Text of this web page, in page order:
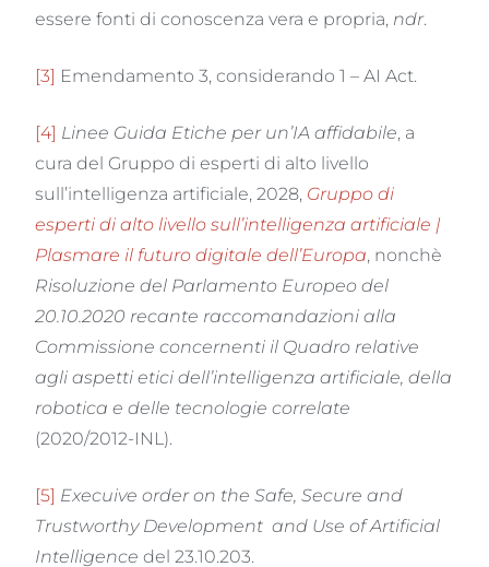
essere fonti di conoscenza vera e propria, ndr.
[3] Emendamento 3, considerando 1 – AI Act.
[4] Linee Guida Etiche per un’IA affidabile, a
cura del Gruppo di esperti di alto livello
sull’intelligenza artificiale, 2028, Gruppo di
esperti di alto livello sull’intelligenza artificiale |
Plasmare il futuro digitale dell’Europa, nonchè
Risoluzione del Parlamento Europeo del
20.10.2020 recante raccomandazioni alla
Commissione concernenti il Quadro relative
agli aspetti etici dell’intelligenza artificiale, della
robotica e delle tecnologie correlate
(2020/2012-INL).
[5] Execuive order on the Safe, Secure and
Trustworthy Development and Use of Artificial
Intelligence del 23.10.203.